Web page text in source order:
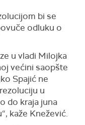
bi se
odluku o
u vladi Milojka
većini saopšte
Spajić ne
u
do kraja juna
kaže Knežević.